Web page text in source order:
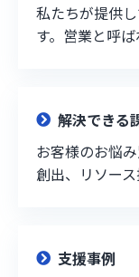
私たちが提供
す。営業と呼
解決できる
お客様のお悩
創出、リソー
支援事例